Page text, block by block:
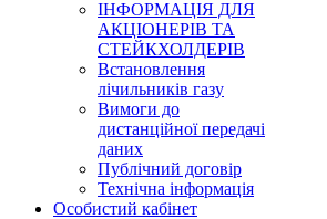
ІНФОРМАЦІЯ ДЛЯ
АКЦІОНЕРІВ ТА
СТЕЙКХОЛДЕРІВ
Встановлення
лічильників газу
Вимоги до
дистанційної передачі
даних
Публічний договір
Технічна інформація
Особистий кабінет